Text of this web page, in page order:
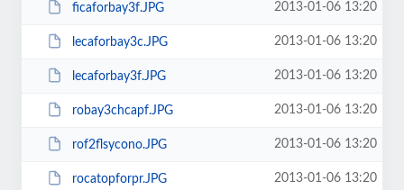
ficaforbay3f.JPG 2013-01-06 13:20
lecaforbay3c.JPG 2013-01-06 13:20
lecaforbay3f.JPG 2013-01-06 13:20
robay3chcapf.JPG 2013-01-06 13:20
rof2flsycono.JPG 2013-01-06 13:20
rocatopforpr.JPG 2013-01-06 13:20